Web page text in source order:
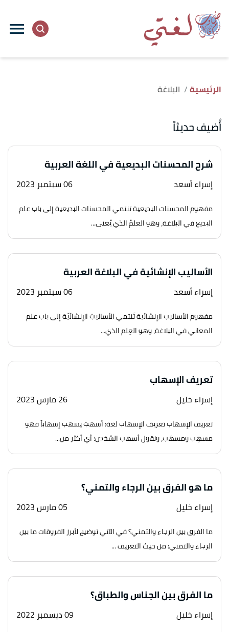
الرئيسية البلاغة
أُضيف حديثاً
شرح المحسنات البديعية في اللغة العربية
إسراء أسعد 06 سبتمبر 2023
مفهوم المحسنات البديعية تنتمي المحسنات البديعية إلى باب علم
البديع في البلاغة، وهو العلمُ الذي يُعنى...
الأساليب الإنشائية في البلاغة العربية
إسراء أسعد 06 سبتمبر 2023
مفهوم الأساليب الإنشائية تَنتمي الأساليبُ الإنشائيّة إلى باب علم
المعاني في البلاغة، وهو العِلم الذي...
تعريف الإسهاب
إسراء خليل 26 مارس 2023
تعريف الإسهاب تعريف الإسهاب لغة: أسهبَ يسهب إسهاباً فهو
مسهِب ومسهَب، ونقول أسهب الشخص؛ أي أكثر من...
ما هو الفرق بين الرجاء والتمني؟
إسراء خليل 05 مارس 2023
ما الفرق بين الرجاء والتمني؟ في الآتي توضيح لأبرز الفروقات ما بين
الرجاء والتمني: من حيث التعريف ...
ما الفرق بين الجناس والطباق؟
إسراء خليل 09 ديسمبر 2022